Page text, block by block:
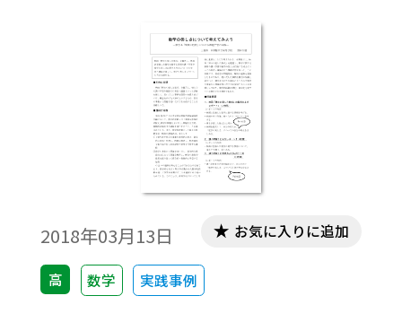
2018年03月13日
高 数学 実践事例
お気に入りに追加